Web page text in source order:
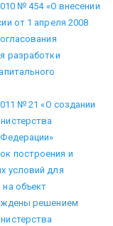
№ 454 «О внесении
от 1 апреля 2008
разработки
№ 21 «О создании
построения и
условий для
объект
решением